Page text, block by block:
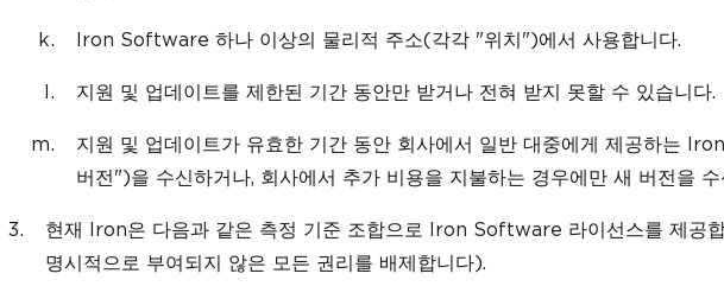
Iron Software 하나 이상의 물리적 주소(각각 "위치")에서 사용합니다.
지원 및 업데이트를 제한된 기간 동안만 받거나 전혀 받지 못할 수 있습니다.
지원 및 업데이트가 유효한 기간 동안 회사에서 일반 대중에게 제공하는
버전")을 수신하거나, 회사에서 추가 비용을 지불하는 경우에만 새 버전을
현재 Iron은 다음과 같은 측정 기준 조합으로 Iron Software 라이선스를 제공
명시적으로 부여되지 않은 모든 권리를 배제합니다).